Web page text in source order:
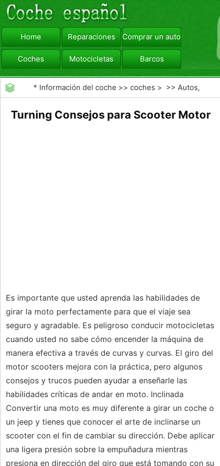
Home Reparaciones Comprar un automóvil
Coches Motocicletas Barcos
viajar Camiones
* Información del coche >>coches > >>Autos,
Turning Consejos para Scooter Motor
Es importante que usted aprenda las habilidades de
girar la moto perfectamente para que el viaje sea
seguro y agradable. Es peligroso conducir motocicletas
cuando usted no sabe cómo encender la máquina de
manera efectiva a través de curvas y curvas. El giro del
motor scooters mejora con la práctica, pero algunos
consejos y trucos pueden ayudar a enseñarle las
habilidades críticas de andar en moto. Inclinada
Convertir una moto es muy diferente a girar un coche o
un jeep y tienes que conocer el arte de inclinarse un
scooter con el fin de cambiar su dirección. Debe aplicar
una ligera presión sobre la empuñadura mientras
presiona en dirección del giro que está tomando con su